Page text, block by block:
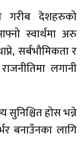
गरीब देशहरुको
स्वार्थमा अरु
सर्बभौमिकता र
लगानी
होस भन्ने
बनाउँनका लागि